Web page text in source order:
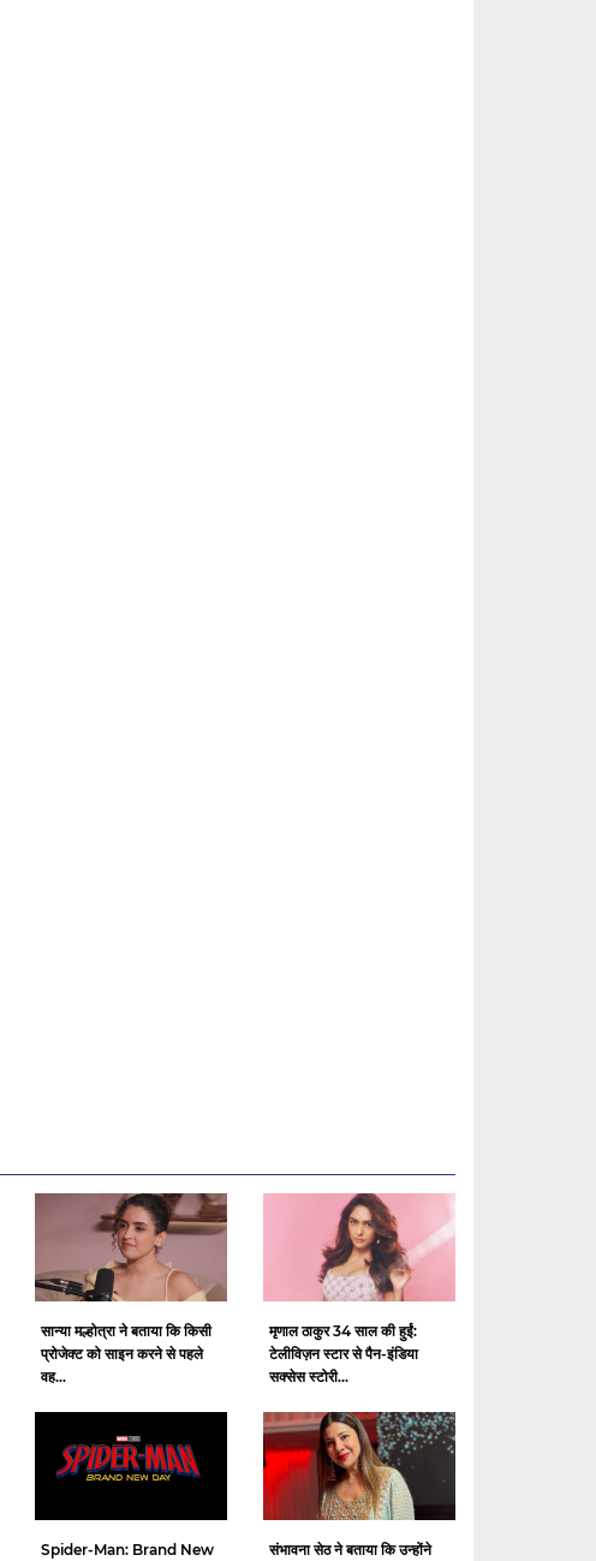
सान्या मल्होत्रा ​​ने बताया कि किसी
प्रोजेक्ट को साइन करने से पहले
वह...
मृणाल ठाकुर 34 साल की हुईं:
टेलीविज़न स्टार से पैन-इंडिया
सक्सेस स्टोरी...
Spider-Man: Brand New संभावना सेठ ने बताया कि उन्होंने